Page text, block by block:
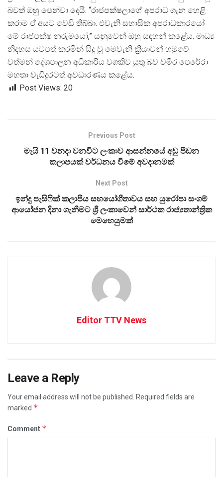
බවත් ඔහු පෙන්වා දෙයි. “රාජපක්ෂලාගේ අපරාධ ගැන හෙළි
කරාම ඒ අයට වෙඩි තිබ්බා. එවැනි සහාසික අපරාධකාරයෝ
මේ රාජපක්ෂ නරුමයෝ,” යනුවෙන් ඔහු සඳහන් කළේය. මාධ්
නිදහස යටපත් කරමින් සිදු වූ මෙවැනි ක්රියාවන් හමුවේ
වත්මන් දේශපාලන අධිකාරිය වගකිව යුතු බව චමීර පෙරේරා
මහතා වැඩිදුරටත් අවධාරණය කළේය.
Post Views: 20
Previous Post
මැයි 11 වනදා වනවිට ලංකාව ආසන්නයේ අඩු පීඩන
කලාපයක් වර්ධනය වීමේ අවදානමක්
Next Post
ඉන්දු පැසිෆික් කලාපීය සහයෝගීතාවය සහ යුරෝපා සංගම්
ආයෝජන දිනා ගැනීමට ශ්‍රී ලංකාවෙන් සාර්ථක රාජ්‍යතාන්ත්‍රික
මෙහෙයුමක්
Editor TTV News
Leave a Reply
Your email address will not be published. Required fields are
marked *
Comment *